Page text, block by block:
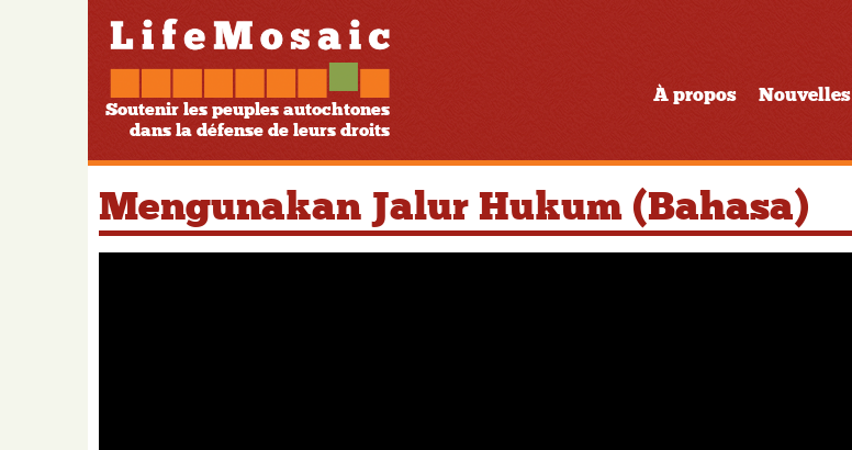
Soutenir les peuples autochtones
dans la défense de leurs droits
À propos Nouvelles
Mengunakan Jalur Hukum (Bahasa)